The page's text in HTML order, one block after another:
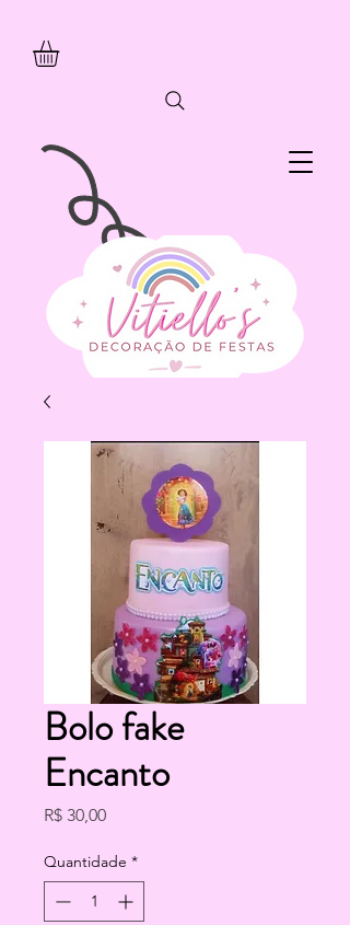
Bolo fake
Encanto
R$ 30,00Preço
Quantidade *